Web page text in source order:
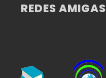
REDES AMIGAS